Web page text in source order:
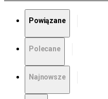
Powiązane
Polecane
Najnowsze